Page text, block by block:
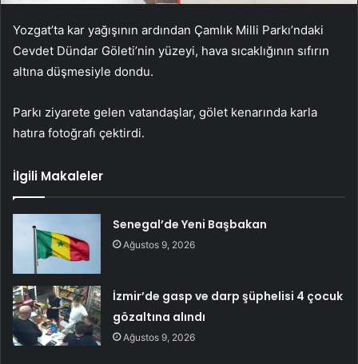
Yozgat’ta kar yağışının ardından Çamlık Milli Parkı’ndaki
Cevdet Dündar Göleti’nin yüzeyi, hava sıcaklığının sıfırın
altına düşmesiyle dondu.
Parkı ziyarete gelen vatandaşlar, gölet kenarında karla
hatıra fotoğrafı çektirdi.
İlgili Makaleler
Senegal’de Yeni Başbakan
Ağustos 9, 2026
İzmir’de gasp ve darp şüphelisi 4 çocuk
gözaltına alındı
Ağustos 9, 2026